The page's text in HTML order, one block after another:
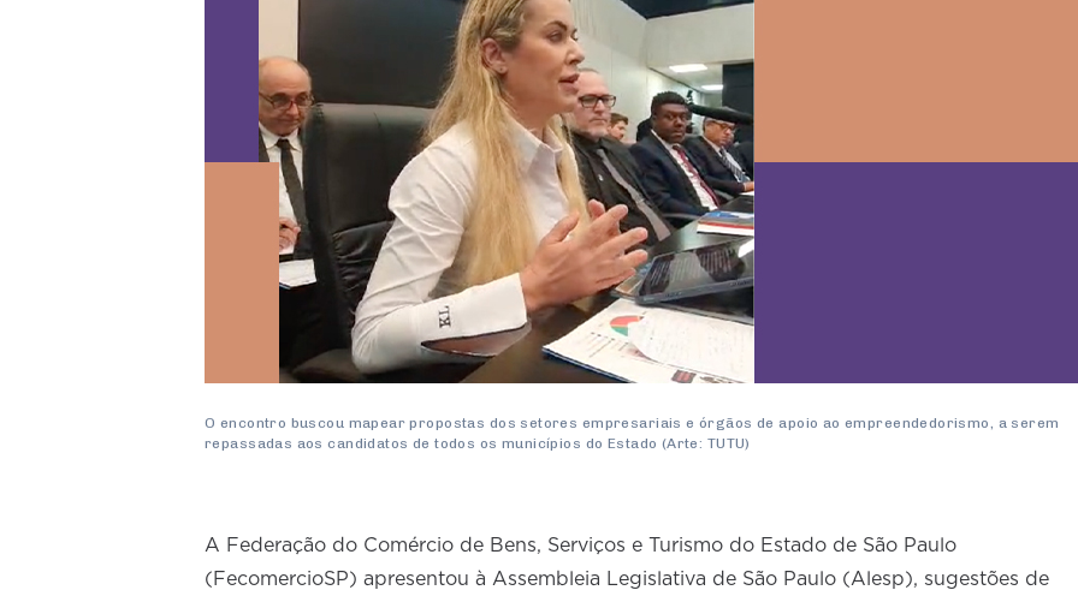
O encontro buscou mapear propostas dos setores empresariais e órgãos de apoio ao empreendedorismo, a serem
repassadas aos candidatos de todos os municípios do Estado (Arte: TUTU)
A Federação do Comércio de Bens, Serviços e Turismo do Estado de São Paulo
(FecomercioSP) apresentou à Assembleia Legislativa de São Paulo (Alesp), sugestões de